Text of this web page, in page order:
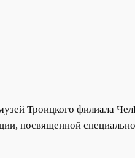
Троицкого филиала
посвященной